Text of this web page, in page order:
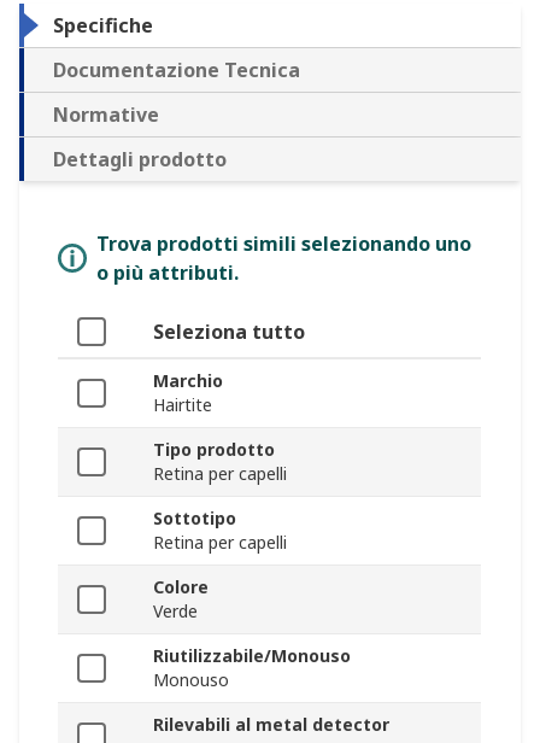
Specifiche
Documentazione Tecnica
Normative
Dettagli prodotto
Trova prodotti simili selezionando uno
o più attributi.
Seleziona tutto
Marchio
Hairtite
Tipo prodotto
Retina per capelli
Sottotipo
Retina per capelli
Colore
Verde
Riutilizzabile/Monouso
Monouso
Rilevabili al metal detector